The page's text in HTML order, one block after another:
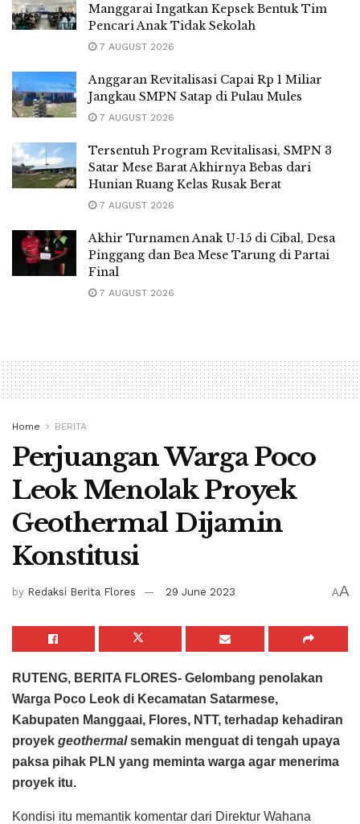
Manggarai Ingatkan Kepsek Bentuk Tim
Pencari Anak Tidak Sekolah
7 AUGUST 2026
Anggaran Revitalisasi Capai Rp 1 Miliar
Jangkau SMPN Satap di Pulau Mules
7 AUGUST 2026
Tersentuh Program Revitalisasi, SMPN 3
Satar Mese Barat Akhirnya Bebas dari
Hunian Ruang Kelas Rusak Berat
7 AUGUST 2026
Akhir Turnamen Anak U-15 di Cibal, Desa
Pinggang dan Bea Mese Tarung di Partai
Final
7 AUGUST 2026
Home BERITA
Perjuangan Warga Poco
Leok Menolak Proyek
Geothermal Dijamin
Konstitusi
by Redaksi Berita Flores 29 June 2023 AA
RUTENG, BERITA FLORES- Gelombang penolakan
Warga Poco Leok di Kecamatan Satarmese,
Kabupaten Manggaai, Flores, NTT, terhadap kehadiran
proyek geothermalsemakin menguat di tengah upaya
paksa pihak PLN yang meminta warga agar menerima
proyek itu.
Kondisi itu memantik komentar dari Direktur Wahana